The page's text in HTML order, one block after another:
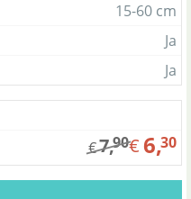
15-60 cm
Ja
Ja
€7,90€6,30